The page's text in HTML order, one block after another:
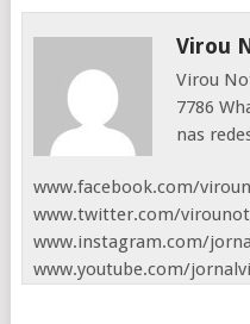
Virou
Virou
7786
nas
www.facebook.com/
www.twitter.com/
www.instagram.com/
www.youtube.com/